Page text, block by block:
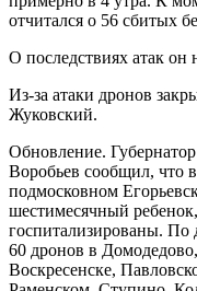
отчитался о 56 сбитых
О последствиях атак он
Из-за атаки дронов
Жуковский.
Обновление.
Воробьев сообщил, что в
подмосковном
шестимесячный
госпитализированы.
60 дронов в
Воскресенске,